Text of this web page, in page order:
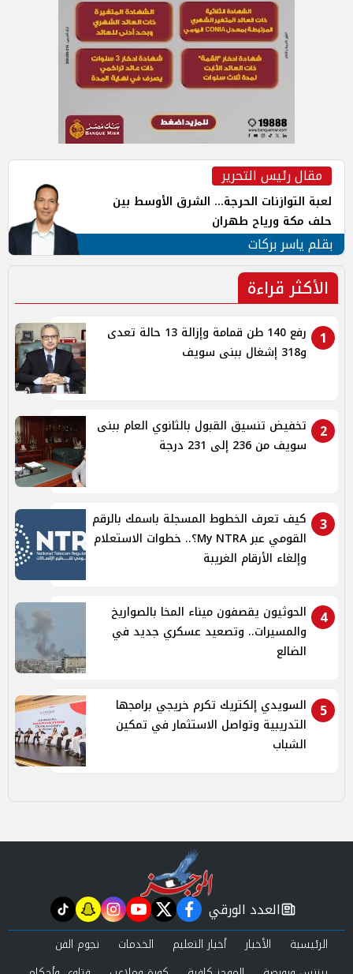
مقال رئيس التحرير
لعبة التوازنات الحرجة... الشرق الأوسط بين
حلف مكة ورياح طهران
بقلم ياسر بركات
الأكثر قراءة
1
رفع 140 طن قمامة وإزالة 13 حالة تعدى
و318 إشغال ببنى سويف
2
تخفيض تنسيق القبول بالثانوي العام ببنى
سويف من 236 إلى 231 درجة
3
كيف تعرف الخطوط المسجلة باسمك بالرقم
القومي عبر My NTRA؟.. خطوات الاستعلام
وإلغاء الأرقام الغريبة
4
الحوثيون يقصفون ميناء المخا بالصواريخ
والمسيرات.. وتصعيد عسكري جديد في
الضالع
5
السويدي إلكتريك تكرم خريجي برامجها
التدريبية وتواصل الاستثمار في تمكين
الشباب
newspaper
العدد الورقي facebook
twitter
youtube
instagram
snapchat
tiktok
الرئيسية الأخبار أخبار التعليم الخدمات
نجوم الفن